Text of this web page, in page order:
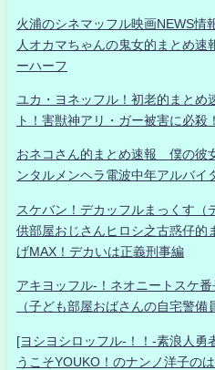
火浦のシネマッフル映画NEWS情
人オカマちゃんの鬼女的まとめ
ーハーフ
ユカ・ヨネッフル！初老的まとめ
ト！害獣神アリ・ガー被害に必殺
おネコさん的まとめ速報 僕の彼
ンタルメンヘラ電波中年アルバイ
スケバン！デカッフルまっくす（
供部屋おじさんヒロシ之古惑仔的
げMAX！デカいは正義刑事編
アキヨッフル-！ネオニートスケ
（子ども部屋おばさんの自宅警備
[ヨシヨシロッフル-！！-素浪人勇
うこそYOUKO！のナンノ洋子の